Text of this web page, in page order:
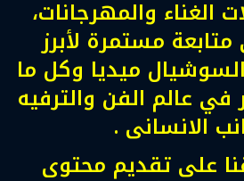
الغناء والمهرجانات،
متابعة مستمرة لأبرز
ميديا وكل ما
عالم الفن والترفيه
الانسانى .
على تقديم محتوى